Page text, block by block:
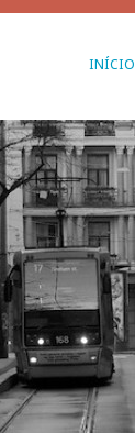
INÍCIO